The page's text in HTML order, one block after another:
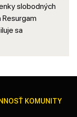
slobodných
sa
KOMUNITY